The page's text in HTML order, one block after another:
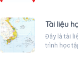
Tài liệu
Đây là tài
trình học